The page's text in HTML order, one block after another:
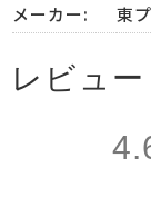
メーカー:
東
レビュー